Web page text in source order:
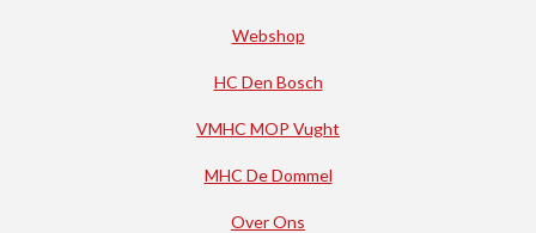
Webshop
HC Den Bosch
VMHC MOP Vught
MHC De Dommel
Over Ons